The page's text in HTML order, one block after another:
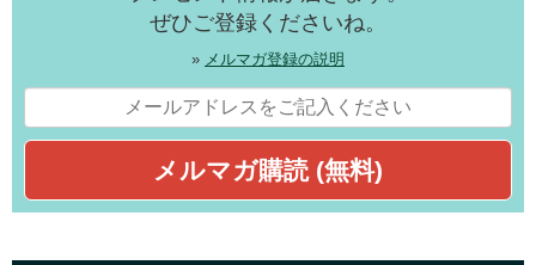
ぜひご登録くださいね。
» メルマガ登録の説明